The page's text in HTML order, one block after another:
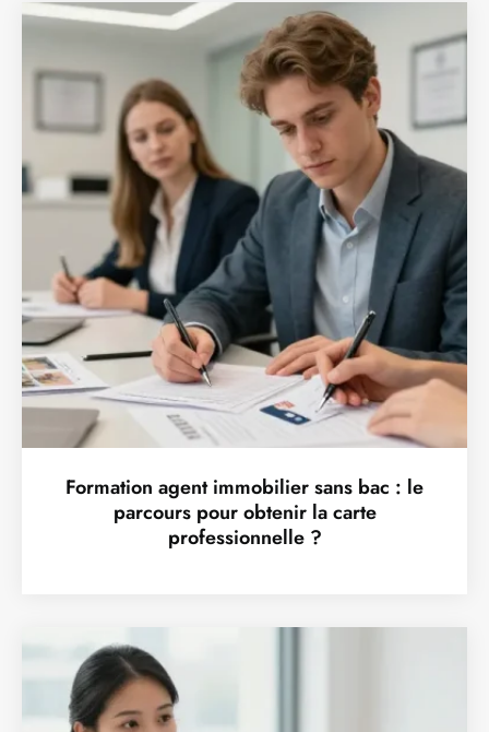
Formation agent immobilier sans bac : le
parcours pour obtenir la carte
professionnelle ?